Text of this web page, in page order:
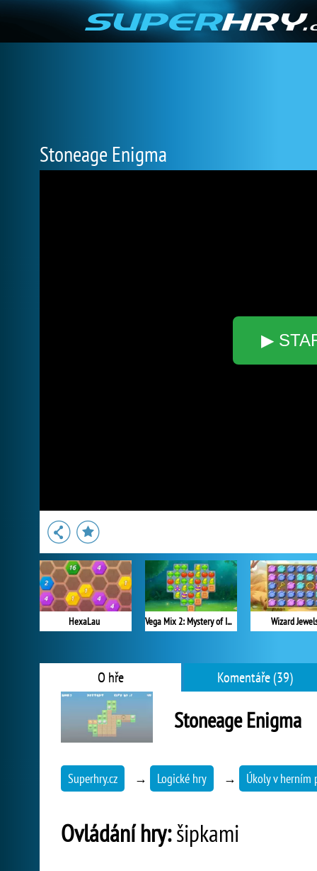
Stoneage Enigma
▶
HexaLau Vega Mix 2: Mystery of Island Wizard
O hře Komentáře (39)
Stoneage Enigma
Superhry.cz → Logické hry → Úkoly v herním
Ovládání hry:šipkami